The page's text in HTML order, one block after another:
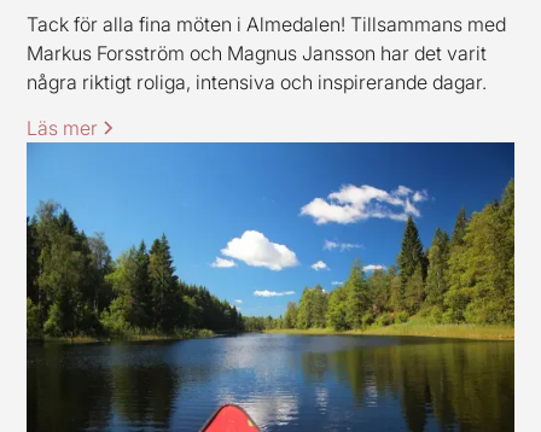
Tack för alla fina möten i Almedalen! Tillsammans med
Markus Forsström och Magnus Jansson har det varit
några riktigt roliga, intensiva och inspirerande dagar.
Läs mer